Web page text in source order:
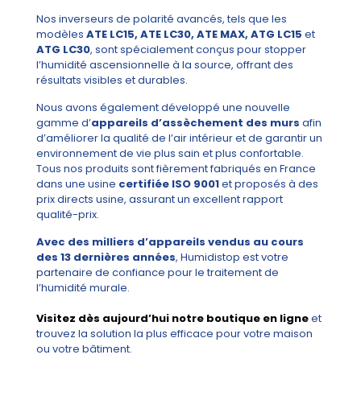
Nos inverseurs de polarité avancés, tels que les
modèles ATE LC15, ATE LC30, ATE MAX, ATG LC15 et
ATG LC30, sont spécialement conçus pour stopper
l’humidité ascensionnelle à la source, offrant des
résultats visibles et durables.
Nous avons également développé une nouvelle
gamme d’appareils d’assèchement des murs afin
d’améliorer la qualité de l’air intérieur et de garantir un
environnement de vie plus sain et plus confortable.
Tous nos produits sont fièrement fabriqués en France
dans une usine certifiée ISO 9001et proposés à des
prix directs usine, assurant un excellent rapport
qualité-prix.
Avec des milliers d’appareils vendus au cours
des 13 dernières années, Humidistop est votre
partenaire de confiance pour le traitement de
l’humidité murale.
Visitez dès aujourd’hui notre boutique en ligneet
trouvez la solution la plus efficace pour votre maison
ou votre bâtiment.